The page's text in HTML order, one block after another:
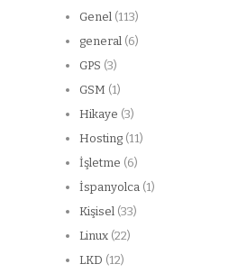
Genel (113)
general (6)
GPS (3)
GSM (1)
Hikaye (3)
Hosting (11)
İşletme (6)
İspanyolca (1)
Kişisel (33)
Linux (22)
LKD (12)